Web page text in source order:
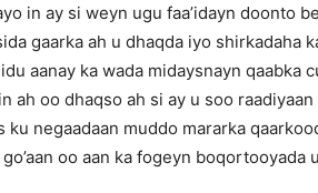
in ay si weyn ugu faa’idayn doonto
gaarka ah u dhaqda iyo shirkadaha
aanay ka wada midaysnayn qaabka
ah oo dhaqso ah si ay u soo
ku negaadaan muddo mararka
oo aan ka fogeyn boqortooyada